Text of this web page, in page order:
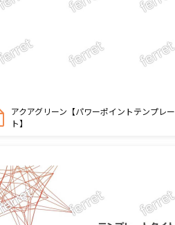
アクアグリーン【パワーポイントテンプレー
ト】